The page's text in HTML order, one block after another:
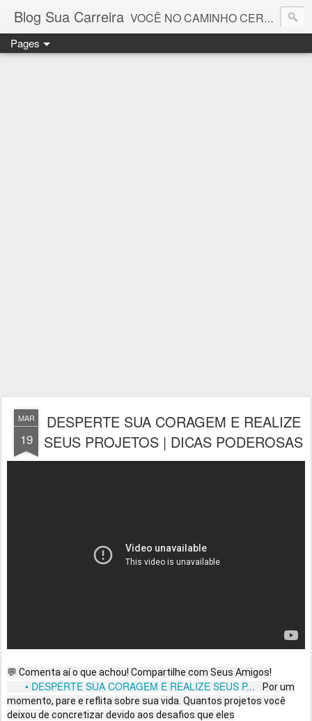
Blog Sua Carreira VOCÊ NO CAMINHO CERTO! 🤓💻🚀
Pages
MAR
19
DESPERTE SUA CORAGEM E REALIZE
SEUS PROJETOS | DICAS PODEROSAS
💬 Comenta aí o que achou! Compartilhe com Seus Amigos!
• DESPERTE SUA CORAGEM E REALIZE SEUS P...
Por um
momento, pare e reflita sobre sua vida. Quantos projetos você
deixou de concretizar devido aos desafios que eles